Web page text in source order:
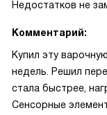
Недостатков не
Комментарий:
Купил эту
недель. Решил
стала быстрее,
Сенсорные